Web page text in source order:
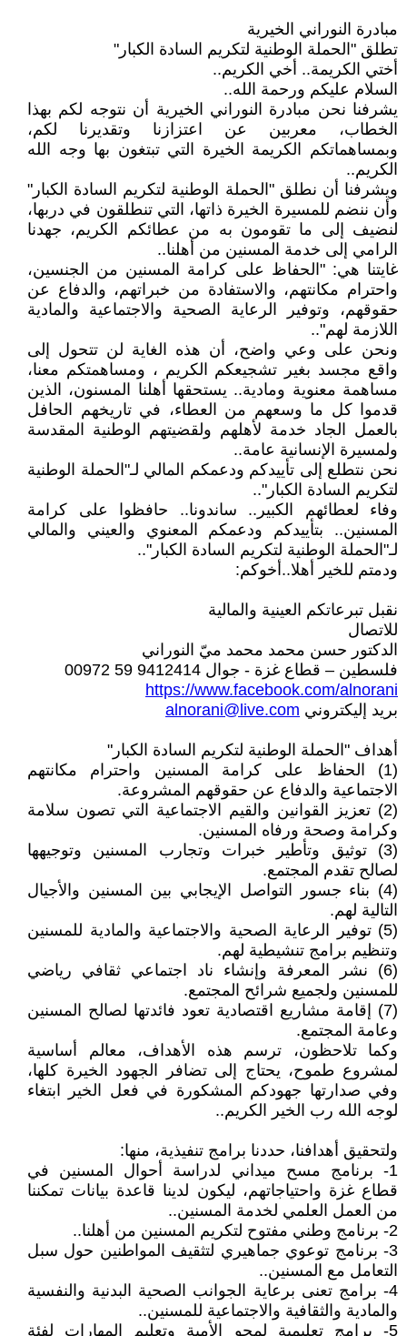
مبادرة النوراني الخيرية
تطلق "الحملة الوطنية لتكريم السادة الكبار"
أختي الكريمة.. أخي الكريم..
السلام عليكم ورحمة الله..
يشرفنا نحن مبادرة النوراني الخيرية أن نتوجه لكم بهذا
الخطاب، معربين عن اعتزازنا وتقديرنا لكم،
وبمساهماتكم الكريمة الخيرة التي تبتغون بها وجه الله
الكريم..
ويشرفنا أن نطلق "الحملة الوطنية لتكريم السادة الكبار"
وأن ننضم للمسيرة الخيرة ذاتها، التي تنطلقون في دربها،
لنضيف إلى ما تقومون به من عطائكم الكريم، جهدنا
الرامي إلى خدمة المسنين من أهلنا..
غايتنا هي: "الحفاظ على كرامة المسنين من الجنسين،
واحترام مكانتهم، والاستفادة من خبراتهم، والدفاع عن
حقوقهم، وتوفير الرعاية الصحية والاجتماعية والمادية
اللازمة لهم"..
ونحن على وعي واضح، أن هذه الغاية لن تتحول إلى
واقع مجسد بغير تشجيعكم الكريم ، ومساهمتكم معنا،
مساهمة معنوية ومادية.. يستحقها أهلنا المسنون، الذين
قدموا كل ما وسعهم من العطاء، في تاريخهم الحافل
بالعمل الجاد خدمة لأهلهم ولقضيتهم الوطنية المقدسة
ولمسيرة الإنسانية عامة..
نحن نتطلع إلى تأييدكم ودعمكم المالي لـ"الحملة الوطنية
لتكريم السادة الكبار"..
وفاء لعطائهم الكبير.. ساندونا.. حافظوا على كرامة
المسنين.. بتأييدكم ودعمكم المعنوي والعيني والمالي
لـ"الحملة الوطنية لتكريم السادة الكبار"..
ودمتم للخير أهلا..أخوكم:
نقبل تبرعاتكم العينية والمالية
للاتصال
الدكتور حسن محمد محمد ميّ النوراني
فلسطين – قطاع غزة - جوال 9412414 59 00972
https://www.facebook.com/alnorani
بريد إليكتروني alnorani@live.com
أهداف "الحملة الوطنية لتكريم السادة الكبار"
(1) الحفاظ على كرامة المسنين واحترام مكانتهم
الاجتماعية والدفاع عن حقوقهم المشروعة.
(2) تعزيز القوانين والقيم الاجتماعية التي تصون سلامة
وكرامة وصحة ورفاه المسنين.
(3) توثيق وتأطير خبرات وتجارب المسنين وتوجيهها
لصالح تقدم المجتمع.
(4) بناء جسور التواصل الإيجابي بين المسنين والأجيال
التالية لهم.
(5) توفير الرعاية الصحية والاجتماعية والمادية للمسنين
وتنظيم برامج تنشيطية لهم.
(6) نشر المعرفة وإنشاء ناد اجتماعي ثقافي رياضي
للمسنين ولجميع شرائح المجتمع.
(7) إقامة مشاريع اقتصادية تعود فائدتها لصالح المسنين
وعامة المجتمع.
وكما تلاحظون، ترسم هذه الأهداف، معالم أساسية
لمشروع طموح، يحتاج إلى تضافر الجهود الخيرة كلها،
وفي صدارتها جهودكم المشكورة في فعل الخير ابتغاء
لوجه الله رب الخير الكريم..
ولتحقيق أهدافنا، حددنا برامج تنفيذية، منها:
1- برنامج مسح ميداني لدراسة أحوال المسنين في
قطاع غزة واحتياجاتهم، ليكون لدينا قاعدة بيانات تمكننا
من العمل العلمي لخدمة المسنين..
2- برنامج وطني مفتوح لتكريم المسنين من أهلنا..
3- برنامج توعوي جماهيري لتثقيف المواطنين حول سبل
التعامل مع المسنين..
4- برامج تعنى برعاية الجوانب الصحية البدنية والنفسية
والمادية والثقافية والاجتماعية للمسنين..
5- برامج تعليمية لمحو الأمية وتعليم المهارات لفئة